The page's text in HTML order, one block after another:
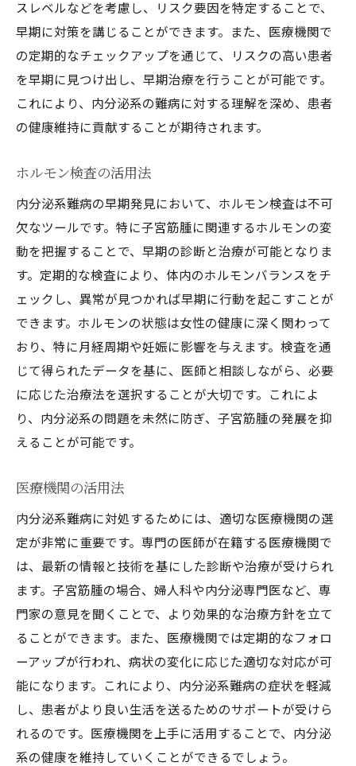
スレベルなどを考慮し、リスク要因を特定することで、
早期に対策を講じることができます。また、医療機関で
の定期的なチェックアップを通じて、リスクの高い患者
を早期に見つけ出し、早期治療を行うことが可能です。
これにより、内分泌系の難病に対する理解を深め、患者
の健康維持に貢献することが期待されます。
ホルモン検査の活用法
内分泌系難病の早期発見において、ホルモン検査は不可
欠なツールです。特に子宮筋腫に関連するホルモンの変
動を把握することで、早期の診断と治療が可能となりま
す。定期的な検査により、体内のホルモンバランスをチ
ェックし、異常が見つかれば早期に行動を起こすことが
できます。ホルモンの状態は女性の健康に深く関わって
おり、特に月経周期や妊娠に影響を与えます。検査を通
じて得られたデータを基に、医師と相談しながら、必要
に応じた治療法を選択することが大切です。これによ
り、内分泌系の問題を未然に防ぎ、子宮筋腫の発展を抑
えることが可能です。
医療機関の活用法
内分泌系難病に対処するためには、適切な医療機関の選
定が非常に重要です。専門の医師が在籍する医療機関で
は、最新の情報と技術を基にした診断や治療が受けられ
ます。子宮筋腫の場合、婦人科や内分泌専門医など、専
門家の意見を聞くことで、より効果的な治療方針を立て
ることができます。また、医療機関では定期的なフォロ
ーアップが行われ、病状の変化に応じた適切な対応が可
能になります。これにより、内分泌系難病の症状を軽減
し、患者がより良い生活を送るためのサポートが受けら
れるのです。医療機関を上手に活用することで、内分泌
系の健康を維持していくことができるでしょう。